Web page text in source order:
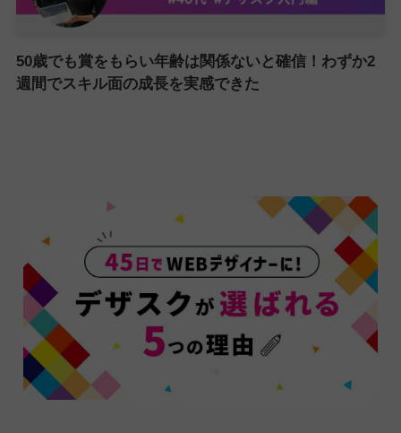
50歳でも賞をもらい年齢は関係ないと確信！わずか2
週間でスキル面の成長を実感できた